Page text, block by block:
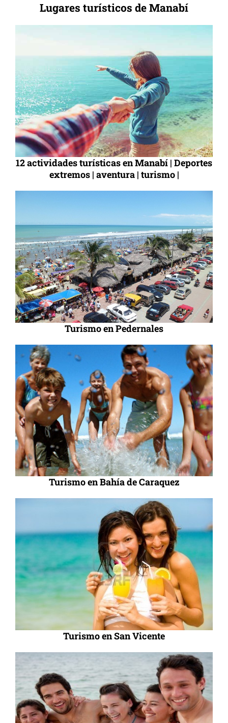
Lugares turísticos de Manabí
12 actividades turísticas en Manabí | Deportes
extremos | aventura | turismo |
Turismo en Pedernales
Turismo en Bahía de Caraquez
Turismo en San Vicente